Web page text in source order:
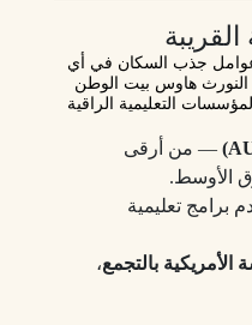
جذب السكان في أي
هاوس بيت الوطن
التعليمية الراقية
— من أرقى
الأوسط.
برامج تعليمية
الأمريكية بالتجمع،